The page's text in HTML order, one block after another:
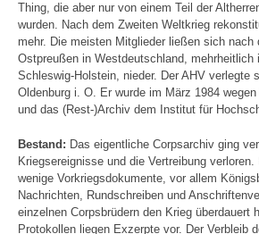
Thing, die aber nur von einem Teil der
wurden. Nach dem Zweiten Weltkrieg
mehr. Die meisten Mitglieder ließen sich nach
Ostpreußen in Westdeutschland, mehrheitlich
Schleswig-Holstein, nieder. Der AHV verlegte
Oldenburg i. O. Er wurde im März 1984
und das (Rest-)Archiv dem Institut für
Bestand: Das eigentliche Corpsarchiv ging
Kriegsereignisse und die Vertreibung
wenige Vorkriegsdokumente, vor allem
Nachrichten, Rundschreiben und
einzelnen Corpsbrüdern den Krieg überdauert
Protokollen liegen Exzerpte vor. Der Verbleib